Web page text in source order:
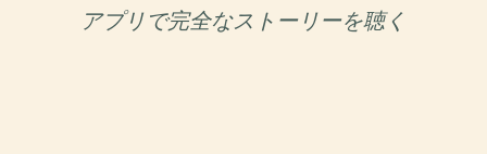
アプリで完全なストーリーを聴く